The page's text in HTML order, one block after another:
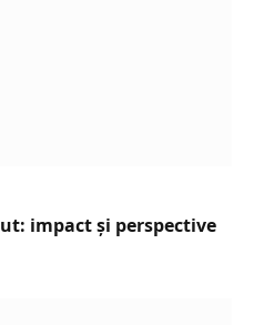
impact și perspective